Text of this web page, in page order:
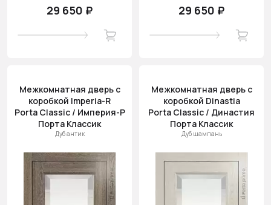
29 650 ₽ 29 650 ₽
Межкомнатная дверь с
коробкой Imperia-R
Porta Classic / Империя-Р
Порта Классик
Дуб антик
Межкомнатная дверь с
коробкой Dinastia
Porta Classic / Династия
Порта Классик
Дуб шампань